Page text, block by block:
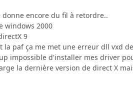
donne encore du fil à retordre..
windows 2000
9
la paf ça me met une erreur dll vxd
impossible d'installer mes driver
la dernière version de direct X